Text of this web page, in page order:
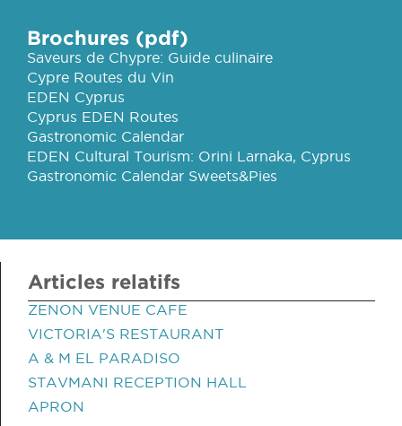
Brochures (pdf)
Saveurs de Chypre: Guide culinaire
Cypre Routes du Vin
EDEN Cyprus
Cyprus EDEN Routes
Gastronomic Calendar
EDEN Cultural Tourism: Orini Larnaka, Cyprus
Gastronomic Calendar Sweets&Pies
Articles relatifs
ZENON VENUE CAFE
VICTORIA'S RESTAURANT
A & M EL PARADISO
STAVMANI RECEPTION HALL
APRON